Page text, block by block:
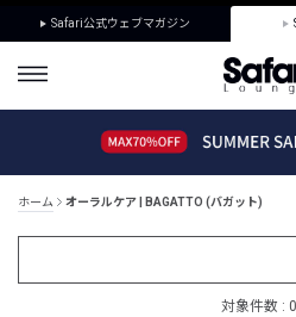
Safari公式ウェブマガジン
ホーム オーラルケア | BAGATTO (バガット)
対象件数 :